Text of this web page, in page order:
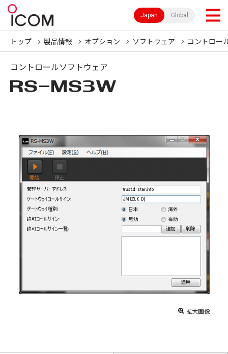
Japan Global
トップ 製品情報 オプション ソフトウェア コントロー
コントロールソフトウェア
RS-MS3W
拡大画像